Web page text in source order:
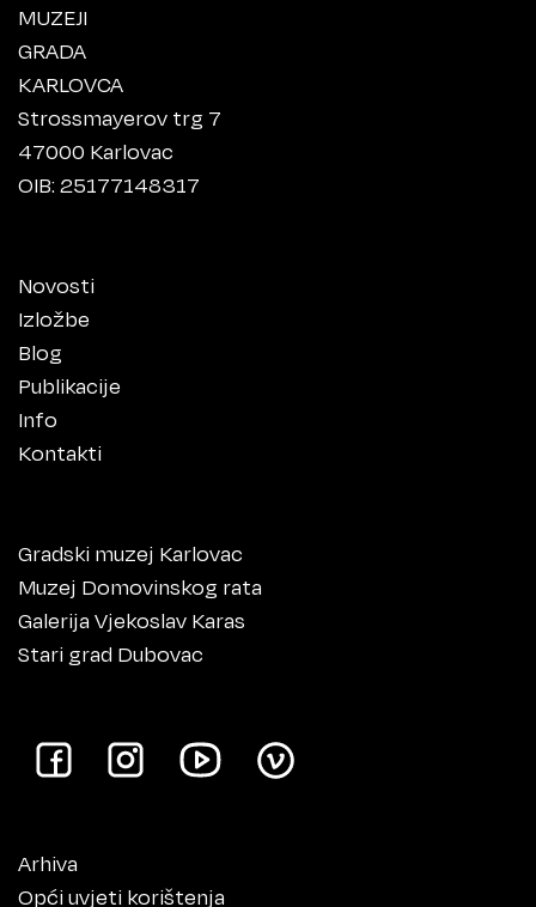
MUZEJI
GRADA
KARLOVCA
Strossmayerov trg 7
47000 Karlovac
OIB: 25177148317
Novosti
Izložbe
Blog
Publikacije
Info
Kontakti
Gradski muzej Karlovac
Muzej Domovinskog rata
Galerija Vjekoslav Karas
Stari grad Dubovac
Arhiva
Opći uvjeti korištenja